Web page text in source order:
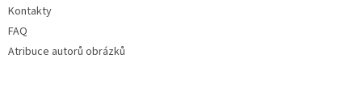
Kontakty
FAQ
Atribuce autorů obrázků